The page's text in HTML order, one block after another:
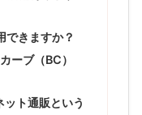
きますか？
ーブ（BC）
ト通販という